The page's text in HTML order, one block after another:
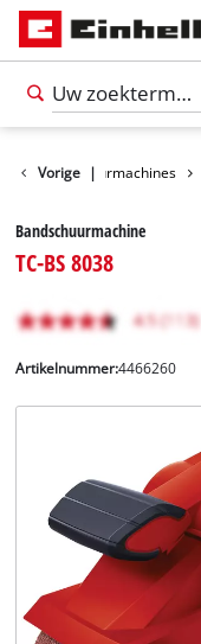
Nederlands
NL Nederlands
English
Français
Vorige |
Schuurmachines
Bandschuurmachine
TC-BS 8038
Artikelnummer:4466260